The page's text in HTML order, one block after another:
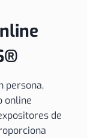
persona,
online
de